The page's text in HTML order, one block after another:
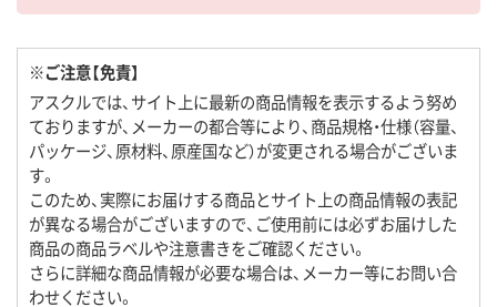
※ご注意【免責】
アスクルでは、サイト上に最新の商品情報を表示するよう努め
ておりますが、メーカーの都合等により、商品規格・仕様（容量、
パッケージ、原材料、原産国など）が変更される場合がございま
す。
このため、実際にお届けする商品とサイト上の商品情報の表記
が異なる場合がございますので、ご使用前には必ずお届けした
商品の商品ラベルや注意書きをご確認ください。
さらに詳細な商品情報が必要な場合は、メーカー等にお問い合
わせください。